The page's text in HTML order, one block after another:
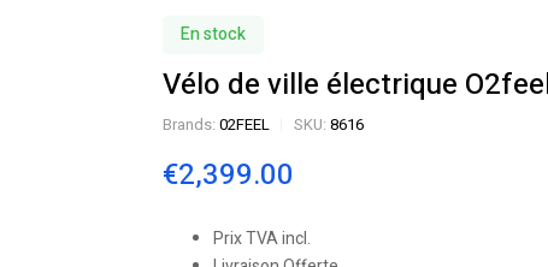
En stock
Vélo de ville électrique
Brands: 02FEEL SKU: 8616
€2,399.00
Prix TVA incl.